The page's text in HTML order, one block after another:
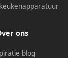
ons
blog